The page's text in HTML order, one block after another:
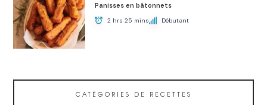
Panisses en bâtonnets
2 hrs 25 mins Débutant
CATÉGORIES DE RECETTES